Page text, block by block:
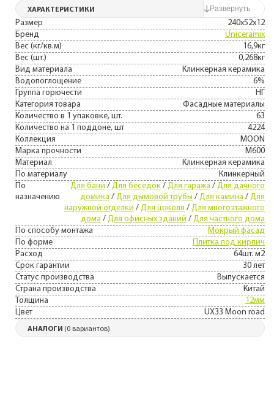
ХАРАКТЕРИСТИКИ
Размер
240х52х12
Бренд
Uniceramix
Вес (кг/кв.м)
16,9кг
Вес (шт.)
0,268кг
Вид материала
Клинкерная керамика
Водопоглощение
6%
Группа горючести
НГ
Категория товара
Фасадные материалы
Количество в 1 упаковке, шт.
63
Количество на 1 поддоне, шт
4224
Коллекция
MOON
Марка прочности
М600
Материал
Клинкерная керамика
По материалу
Клинкерный
По
назначению
Для бани / Для беседок / Для гаража / Для дачного
домика / Для дымовой трубы / Для камина / Для
наружной отделки / Для цоколя / Для многоэтажного
дома / Для офисных зданий / Для частного дома
По способу монтажа
Мокрый фасад
По форме
Плитка под кирпич
Расход
64шт. м2
Срок гарантии
30 лет
Статус производства
Выпускается
Страна производства
Китай
Толщина
12мм
Цвет
UX33 Moon road
АНАЛОГИ (0 вариантов)